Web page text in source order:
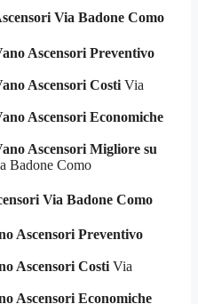
Via Badone Como
Ascensori Preventivo
Ascensori Costi Via
Ascensori Economiche
Ascensori Migliore su
Badone Como
Via Badone Como
Ascensori Preventivo
Ascensori Costi Via
Ascensori Economiche